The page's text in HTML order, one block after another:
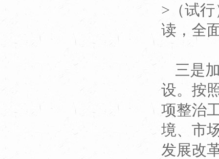
>（试
读，全
三是
设。按
项整治
境、市
发展改